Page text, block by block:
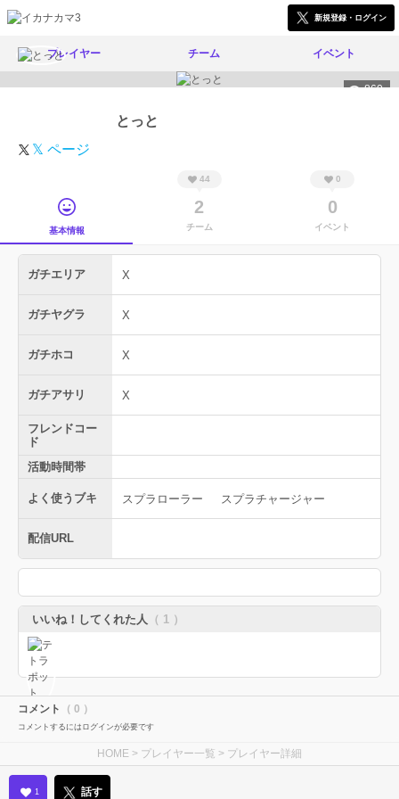
新規登録・ログイン
プレイヤー チーム イベント
860
とっと
𝕏 ページ
基本情報
44
2
チーム
0
0
イベント
ガチエリア X
ガチヤグラ X
ガチホコ X
ガチアサリ X
フレンドコー
ド
活動時間帯
よく使うブキ スプラローラー スプラチャージャー
配信URL
いいね！してくれた人 （ 1 ）
コメント （ 0 ）
コメントするにはログインが必要です
HOME > プレイヤー一覧 > プレイヤー詳細
1 話す